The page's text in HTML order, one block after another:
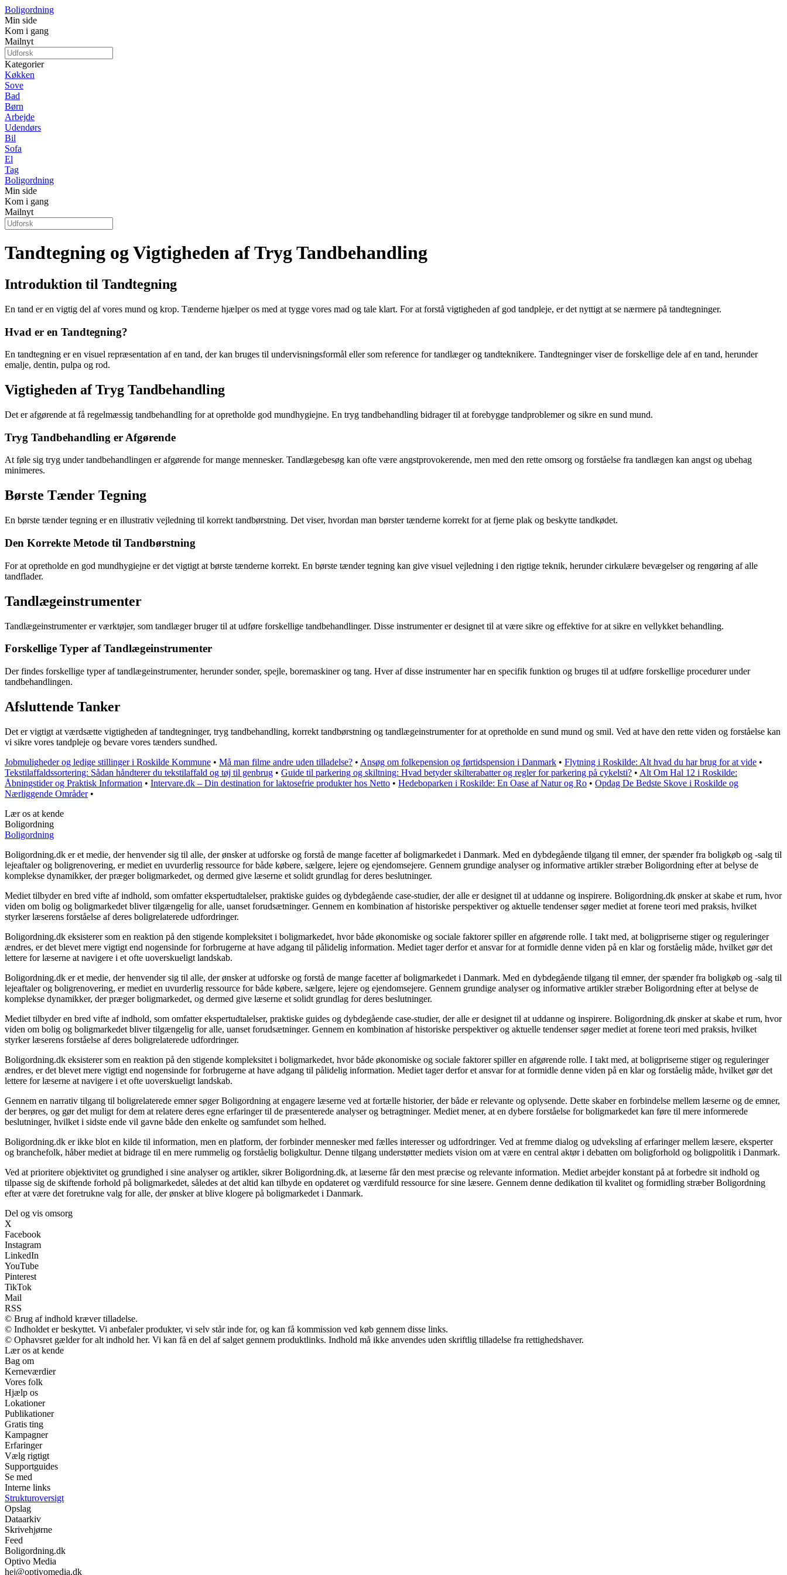
Boligordning
Min side
Kom i gang
Mailnyt
Kategorier
Køkken
Sove
Bad
Børn
Arbejde
Udendørs
Bil
Sofa
El
Tag
Boligordning
Min side
Kom i gang
Mailnyt
Tandtegning og Vigtigheden af Tryg Tandbehandling
Introduktion til Tandtegning
En tand er en vigtig del af vores mund og krop. Tænderne hjælper os med at tygge vores mad og tale klart. For at forstå vigtigheden af god tandpleje, er det nyttigt at se nærmere på tandtegninger.
Hvad er en Tandtegning?
En tandtegning er en visuel repræsentation af en tand, der kan bruges til undervisningsformål eller som reference for tandlæger og tandteknikere. Tandtegninger viser de forskellige dele af en tand, herunder
emalje, dentin, pulpa og rod.
Vigtigheden af Tryg Tandbehandling
Det er afgørende at få regelmæssig tandbehandling for at opretholde god mundhygiejne. En tryg tandbehandling bidrager til at forebygge tandproblemer og sikre en sund mund.
Tryg Tandbehandling er Afgørende
At føle sig tryg under tandbehandlingen er afgørende for mange mennesker. Tandlægebesøg kan ofte være angstprovokerende, men med den rette omsorg og forståelse fra tandlægen kan angst og ubehag
minimeres.
Børste Tænder Tegning
En børste tænder tegning er en illustrativ vejledning til korrekt tandbørstning. Det viser, hvordan man børster tænderne korrekt for at fjerne plak og beskytte tandkødet.
Den Korrekte Metode til Tandbørstning
For at opretholde en god mundhygiejne er det vigtigt at børste tænderne korrekt. En børste tænder tegning kan give visuel vejledning i den rigtige teknik, herunder cirkulære bevægelser og rengøring af alle
tandflader.
Tandlægeinstrumenter
Tandlægeinstrumenter er værktøjer, som tandlæger bruger til at udføre forskellige tandbehandlinger. Disse instrumenter er designet til at være sikre og effektive for at sikre en vellykket behandling.
Forskellige Typer af Tandlægeinstrumenter
Der findes forskellige typer af tandlægeinstrumenter, herunder sonder, spejle, boremaskiner og tang. Hver af disse instrumenter har en specifik funktion og bruges til at udføre forskellige procedurer under
tandbehandlingen.
Afsluttende Tanker
Det er vigtigt at værdsætte vigtigheden af tandtegninger, tryg tandbehandling, korrekt tandbørstning og tandlægeinstrumenter for at opretholde en sund mund og smil. Ved at have den rette viden og forståelse kan
vi sikre vores tandpleje og bevare vores tænders sundhed.
Jobmuligheder og ledige stillinger i Roskilde Kommune • Må man filme andre uden tilladelse? • Ansøg om folkepension og førtidspension i Danmark • Flytning i Roskilde: Alt hvad du har brug for at vide •
Tekstilaffaldssortering: Sådan håndterer du tekstilaffald og tøj til genbrug • Guide til parkering og skiltning: Hvad betyder skilterabatter og regler for parkering på cykelsti? • Alt Om Hal 12 i Roskilde:
Åbningstider og Praktisk Information • Intervare.dk – Din destination for laktosefrie produkter hos Netto • Hedeboparken i Roskilde: En Oase af Natur og Ro • Opdag De Bedste Skove i Roskilde og
Nærliggende Områder•
Lær os at kende
Boligordning
Boligordning
Boligordning.dk er et medie, der henvender sig til alle, der ønsker at udforske og forstå de mange facetter af boligmarkedet i Danmark. Med en dybdegående tilgang til emner, der spænder fra boligkøb og -salg til
lejeaftaler og boligrenovering, er mediet en uvurderlig ressource for både købere, sælgere, lejere og ejendomsejere. Gennem grundige analyser og informative artikler stræber Boligordning efter at belyse de
komplekse dynamikker, der præger boligmarkedet, og dermed give læserne et solidt grundlag for deres beslutninger.
Mediet tilbyder en bred vifte af indhold, som omfatter ekspertudtalelser, praktiske guides og dybdegående case-studier, der alle er designet til at uddanne og inspirere. Boligordning.dk ønsker at skabe et rum, hvor
viden om bolig og boligmarkedet bliver tilgængelig for alle, uanset forudsætninger. Gennem en kombination af historiske perspektiver og aktuelle tendenser søger mediet at forene teori med praksis, hvilket
styrker læserens forståelse af deres boligrelaterede udfordringer.
Boligordning.dk eksisterer som en reaktion på den stigende kompleksitet i boligmarkedet, hvor både økonomiske og sociale faktorer spiller en afgørende rolle. I takt med, at boligpriserne stiger og reguleringer
ændres, er det blevet mere vigtigt end nogensinde for forbrugerne at have adgang til pålidelig information. Mediet tager derfor et ansvar for at formidle denne viden på en klar og forståelig måde, hvilket gør det
lettere for læserne at navigere i et ofte uoverskueligt landskab.
Boligordning.dk er et medie, der henvender sig til alle, der ønsker at udforske og forstå de mange facetter af boligmarkedet i Danmark. Med en dybdegående tilgang til emner, der spænder fra boligkøb og -salg til
lejeaftaler og boligrenovering, er mediet en uvurderlig ressource for både købere, sælgere, lejere og ejendomsejere. Gennem grundige analyser og informative artikler stræber Boligordning efter at belyse de
komplekse dynamikker, der præger boligmarkedet, og dermed give læserne et solidt grundlag for deres beslutninger.
Mediet tilbyder en bred vifte af indhold, som omfatter ekspertudtalelser, praktiske guides og dybdegående case-studier, der alle er designet til at uddanne og inspirere. Boligordning.dk ønsker at skabe et rum, hvor
viden om bolig og boligmarkedet bliver tilgængelig for alle, uanset forudsætninger. Gennem en kombination af historiske perspektiver og aktuelle tendenser søger mediet at forene teori med praksis, hvilket
styrker læserens forståelse af deres boligrelaterede udfordringer.
Boligordning.dk eksisterer som en reaktion på den stigende kompleksitet i boligmarkedet, hvor både økonomiske og sociale faktorer spiller en afgørende rolle. I takt med, at boligpriserne stiger og reguleringer
ændres, er det blevet mere vigtigt end nogensinde for forbrugerne at have adgang til pålidelig information. Mediet tager derfor et ansvar for at formidle denne viden på en klar og forståelig måde, hvilket gør det
lettere for læserne at navigere i et ofte uoverskueligt landskab.
Gennem en narrativ tilgang til boligrelaterede emner søger Boligordning at engagere læserne ved at fortælle historier, der både er relevante og oplysende. Dette skaber en forbindelse mellem læserne og de emner,
der berøres, og gør det muligt for dem at relatere deres egne erfaringer til de præsenterede analyser og betragtninger. Mediet mener, at en dybere forståelse for boligmarkedet kan føre til mere informerede
beslutninger, hvilket i sidste ende vil gavne både den enkelte og samfundet som helhed.
Boligordning.dk er ikke blot en kilde til information, men en platform, der forbinder mennesker med fælles interesser og udfordringer. Ved at fremme dialog og udveksling af erfaringer mellem læsere, eksperter
og branchefolk, håber mediet at bidrage til en mere rummelig og forståelig boligkultur. Denne tilgang understøtter mediets vision om at være en central aktør i debatten om boligforhold og boligpolitik i Danmark.
Ved at prioritere objektivitet og grundighed i sine analyser og artikler, sikrer Boligordning.dk, at læserne får den mest præcise og relevante information. Mediet arbejder konstant på at forbedre sit indhold og
tilpasse sig de skiftende forhold på boligmarkedet, således at det altid kan tilbyde en opdateret og værdifuld ressource for sine læsere. Gennem denne dedikation til kvalitet og formidling stræber Boligordning
efter at være det foretrukne valg for alle, der ønsker at blive klogere på boligmarkedet i Danmark.
Del og vis omsorg
X
Facebook
Instagram
LinkedIn
YouTube
Pinterest
TikTok
Mail
RSS
© Brug af indhold kræver tilladelse.
© Indholdet er beskyttet. Vi anbefaler produkter, vi selv står inde for, og kan få kommission ved køb gennem disse links.
© Ophavsret gælder for alt indhold her. Vi kan få en del af salget gennem produktlinks. Indhold må ikke anvendes uden skriftlig tilladelse fra rettighedshaver.
Lær os at kende
Bag om
Kerneværdier
Vores folk
Hjælp os
Lokationer
Publikationer
Gratis ting
Kampagner
Erfaringer
Vælg rigtigt
Supportguides
Se med
Interne links
Strukturoversigt
Opslag
Dataarkiv
Skrivehjørne
Feed
Boligordning.dk
Optivo Media
hej@optivomedia.dk